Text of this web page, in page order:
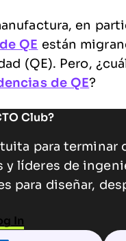
en
QE están
(QE). Pero,
de QE?
Club?
para
y líderes de
para diseñar,
In